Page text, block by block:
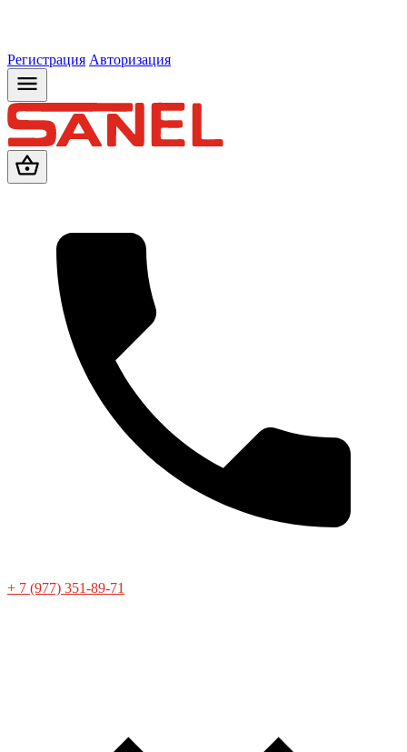
Регистрация Авторизация
+ 7 (977) 351-89-71